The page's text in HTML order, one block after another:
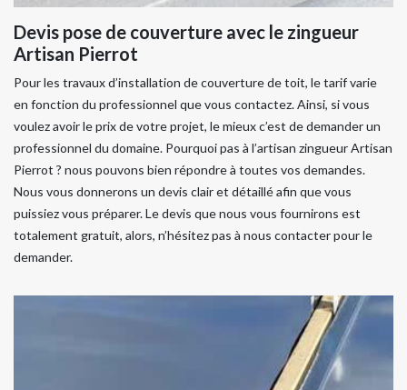
Devis pose de couverture avec le zingueur
Artisan Pierrot
Pour les travaux d’installation de couverture de toit, le tarif varie
en fonction du professionnel que vous contactez. Ainsi, si vous
voulez avoir le prix de votre projet, le mieux c’est de demander un
professionnel du domaine. Pourquoi pas à l’artisan zingueur Artisan
Pierrot ? nous pouvons bien répondre à toutes vos demandes.
Nous vous donnerons un devis clair et détaillé afin que vous
puissiez vous préparer. Le devis que nous vous fournirons est
totalement gratuit, alors, n’hésitez pas à nous contacter pour le
demander.